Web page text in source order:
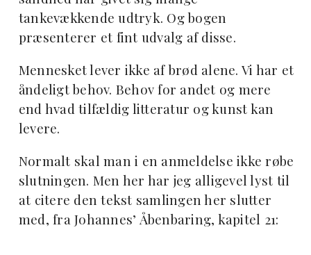
tankevækkende udtryk. Og bogen
præsenterer et fint udvalg af disse.
Mennesket lever ikke af brød alene. Vi har et
åndeligt behov. Behov for andet og mere
end hvad tilfældig litteratur og kunst kan
levere.
Normalt skal man i en anmeldelse ikke røbe
slutningen. Men her har jeg alligevel lyst til
at citere den tekst samlingen her slutter
med, fra Johannes’ Åbenbaring, kapitel 21: